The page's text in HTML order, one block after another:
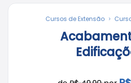
Cursos de Extensão